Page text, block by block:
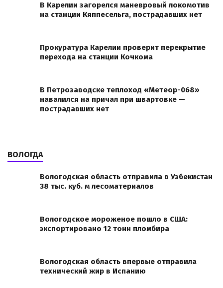
В Карелии загорелся маневровый локомотив
на станции Кяппесельга, пострадавших нет
Прокуратура Карелии проверит перекрытие
перехода на станции Кочкома
В Петрозаводске теплоход «Метеор-068»
навалился на причал при швартовке —
пострадавших нет
ВОЛОГДА
Вологодская область отправила в Узбекистан
38 тыс. куб. м лесоматериалов
Вологодское мороженое пошло в США:
экспортировано 12 тонн пломбира
Вологодская область впервые отправила
технический жир в Испанию